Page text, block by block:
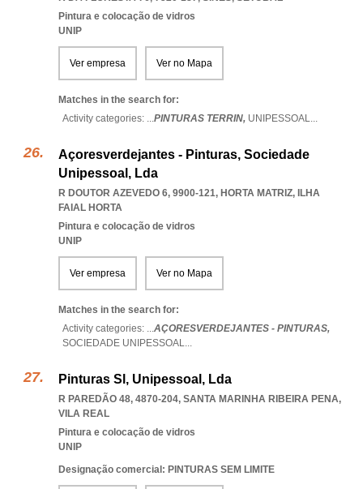
Pintura e colocação de vidros
UNIP
Ver empresa Ver no Mapa
Matches in the search for:
Activity categories: ...PINTURAS TERRIN, UNIPESSOAL...
Açoresverdejantes - Pinturas, Sociedade
Unipessoal, Lda
R DOUTOR AZEVEDO 6, 9900-121, HORTA MATRIZ, ILHA
FAIAL HORTA
Pintura e colocação de vidros
UNIP
Ver empresa Ver no Mapa
Matches in the search for:
Activity categories: ...AÇORESVERDEJANTES - PINTURAS,
SOCIEDADE UNIPESSOAL...
Pinturas Sl, Unipessoal, Lda
R PAREDÃO 48, 4870-204, SANTA MARINHA RIBEIRA PENA,
VILA REAL
Pintura e colocação de vidros
UNIP
Designação comercial: PINTURAS SEM LIMITE